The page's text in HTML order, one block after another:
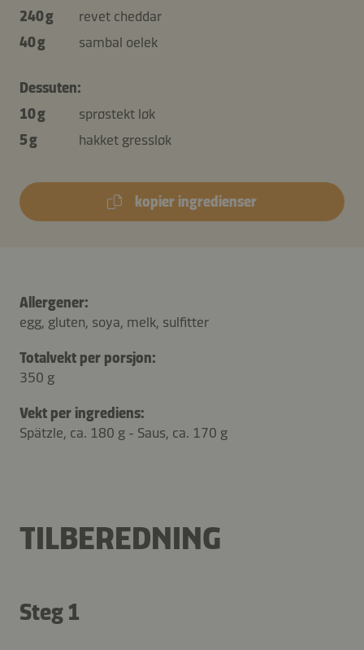
240 g
revet cheddar
40 g
sambal oelek
Dessuten:
10 g
sprøstekt løk
5 g
hakket gressløk
kopier ingredienser
Allergener:
egg, gluten, soya, melk, sulfitter
Totalvekt per porsjon:
350 g
Vekt per ingrediens:
Spätzle, ca. 180 g - Saus, ca. 170 g
TILBEREDNING
Steg 1